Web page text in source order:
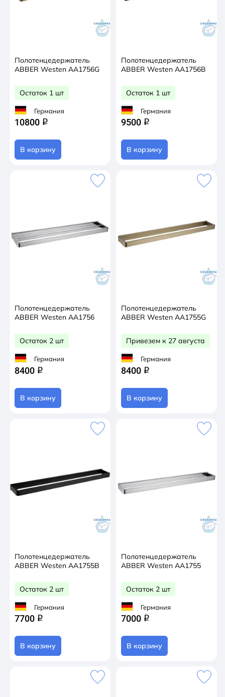
Полотенцедержатель
ABBER Westen AA1756G
Остаток 1 шт
Германия
10800 q
В корзину
Полотенцедержатель
ABBER Westen AA1756B
Остаток 1 шт
Германия
9500 q
В корзину
Полотенцедержатель
ABBER Westen AA1756
Остаток 2 шт
Германия
8400 q
В корзину
Полотенцедержатель
ABBER Westen AA1755G
Привезем к 27 августа
Германия
8400 q
В корзину
Полотенцедержатель
ABBER Westen AA1755B
Остаток 2 шт
Германия
7700 q
В корзину
Полотенцедержатель
ABBER Westen AA1755
Остаток 2 шт
Германия
7000 q
В корзину